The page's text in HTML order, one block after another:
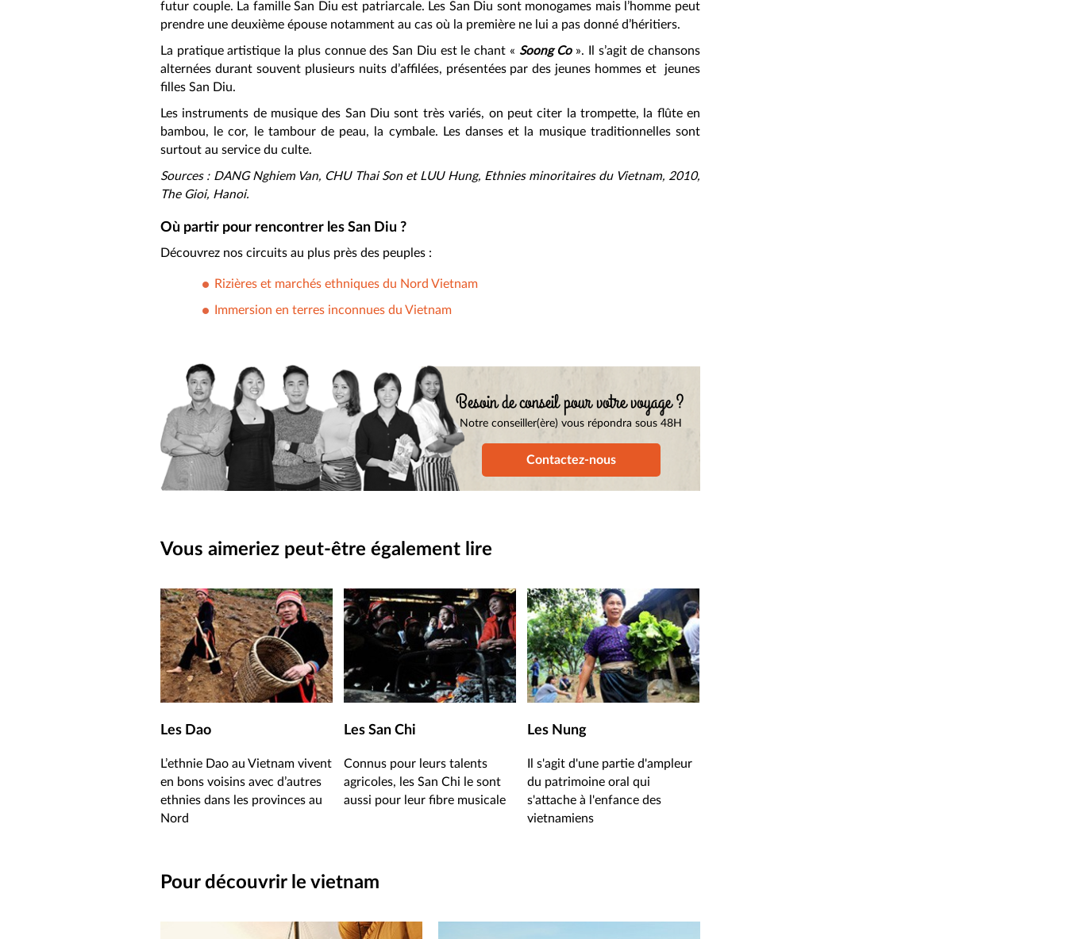
futur couple. La famille San Diu est patriarcale. Les San Diu sont monogames mais l’homme peut
prendre une deuxième épouse notamment au cas où la première ne lui a pas donné d’héritiers.
La pratique artistique la plus connue des San Diu est le chant « Soong Co». Il s’agit de chansons
alternées durant souvent plusieurs nuits d’affilées, présentées par des jeunes hommes et jeunes
filles San Diu.
Les instruments de musique des San Diu sont très variés, on peut citer la trompette, la flûte en
bambou, le cor, le tambour de peau, la cymbale. Les danses et la musique traditionnelles sont
surtout au service du culte.
Sources : DANG Nghiem Van, CHU Thai Son et LUU Hung, Ethnies minoritaires du Vietnam, 2010,
The Gioi, Hanoi.
Où partir pour rencontrer les San Diu ?
Découvrez nos circuits au plus près des peuples :
Rizières et marchés ethniques du Nord Vietnam
Immersion en terres inconnues du Vietnam
Besoin de conseil pour votre voyage ?
Notre conseiller(ère) vous répondra sous 48H
Contactez-nous
Vous aimeriez peut-être également lire
Les Dao
L’ethnie Dao au Vietnam vivent
en bons voisins avec d’autres
ethnies dans les provinces au
Nord
Les San Chi
Connus pour leurs talents
agricoles, les San Chi le sont
aussi pour leur fibre musicale
Les Nung
Il s'agit d'une partie d'ampleur
du patrimoine oral qui
s'attache à l'enfance des
vietnamiens
Pour découvrir le vietnam